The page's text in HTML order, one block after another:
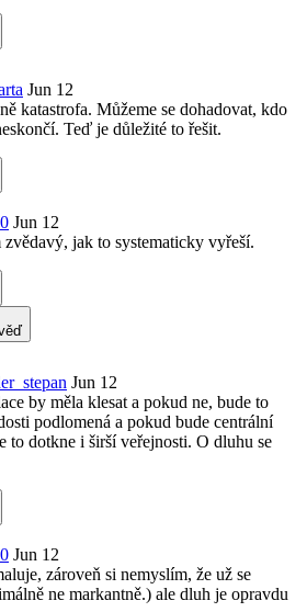
Jun 12
katastrofa. Můžeme se dohadovat, kdo
Teď je důležité to řešit.
Jun 12
zvědavý, jak to systematicky vyřeší.
Jun 12
by měla klesat a pokud ne, bude to
podlomená a pokud bude centrální
to dotkne i širší veřejnosti. O dluhu se
Jun 12
zároveň si nemyslím, že už se
ne markantně.) ale dluh je opravdu